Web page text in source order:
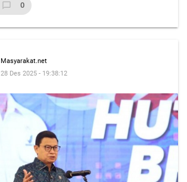
chat_bubble_outline 0
Masyarakat.net
28 Des 2025 - 19:38:12